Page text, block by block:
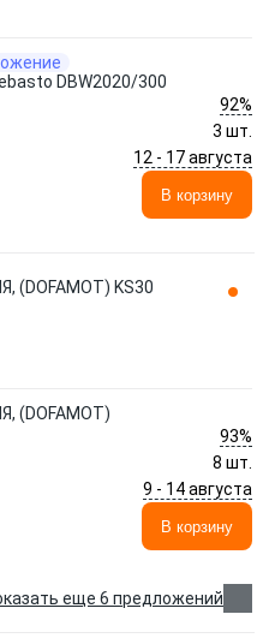
DBW2020/300
92%
3 шт.
12 - 17 августа
В корзину
(DOFAMOT) KS30
(DOFAMOT)
93%
8 шт.
9 - 14 августа
В корзину
еще 6 предложений